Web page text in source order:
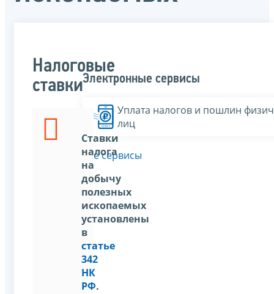
Налоговые
ставки
Ставки
налога
на
добычу
полезных
ископаемых
установлены
в
статье
342
НК
РФ.
Электронные сервисы
Уплата налогов и пошлин
лиц
Все сервисы